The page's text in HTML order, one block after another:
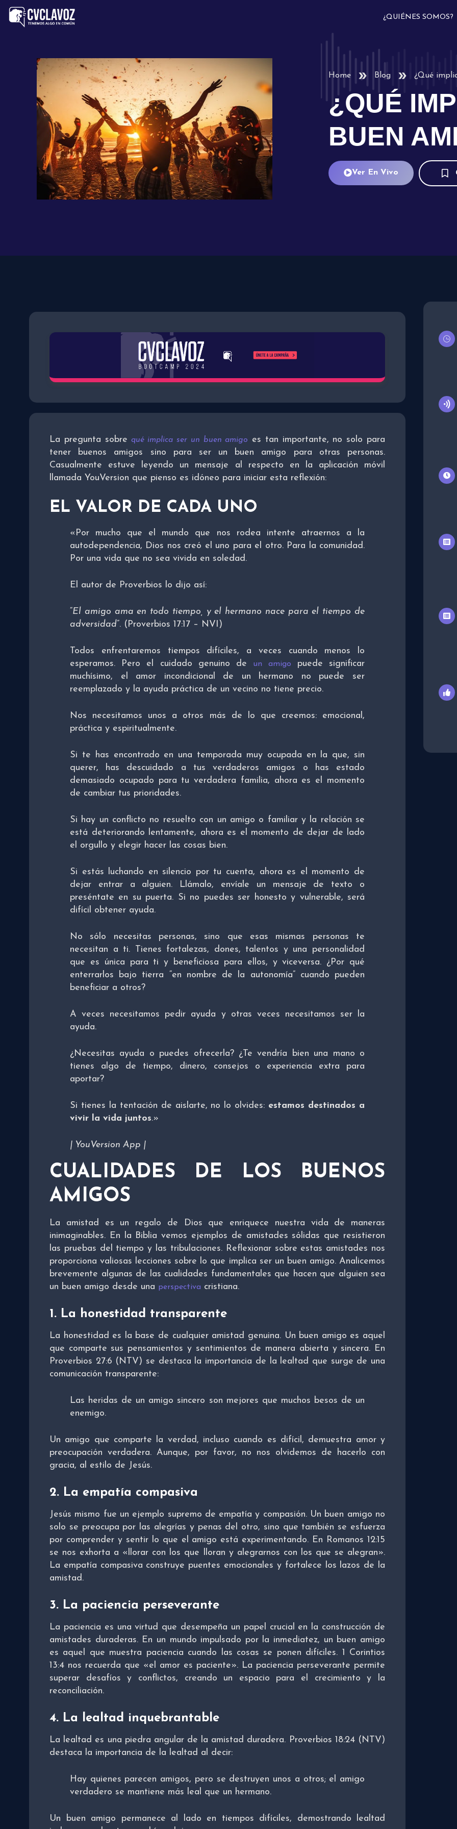
¿QUIÉNES SOMOS?
Home Blog ¿Qué
¿QUÉ
BUEN
Ver En Vivo
La pregunta sobrequé implica ser un buen amigo
es tan importante, no solo para
tener buenos amigos sino para ser un buen amigo para otras personas.
Casualmente estuve leyendo un mensaje al respecto en la aplicación móvil
llamada YouVersion que pienso es idóneo para iniciar esta reflexión:
EL VALOR DE CADA UNO
«Por mucho que el mundo que nos rodea intente atraernos a la
autodependencia, Dios nos creó el uno para el otro. Para la comunidad.
Por una vida que no sea vivida en soledad.
El autor de Proverbios lo dijo así:
“El amigo ama en todo tiempo, y el hermano nace para el tiempo de
adversidad”. (Proverbios 17:17 – NVI)
Todos enfrentaremos tiempos difíciles, a veces cuando menos lo
esperamos. Pero el cuidado genuino de
un amigo
puede significar
muchísimo, el amor incondicional de un hermano no puede ser
reemplazado y la ayuda práctica de un vecino no tiene precio.
Nos necesitamos unos a otros más de lo que creemos: emocional,
práctica y espiritualmente.
Si te has encontrado en una temporada muy ocupada en la que, sin
querer, has descuidado a tus verdaderos amigos o has estado
demasiado ocupado para tu verdadera familia, ahora es el momento
de cambiar tus prioridades.
Si hay un conflicto no resuelto con un amigo o familiar y la relación se
está deteriorando lentamente, ahora es el momento de dejar de lado
el orgullo y elegir hacer las cosas bien.
Si estás luchando en silencio por tu cuenta, ahora es el momento de
dejar entrar a alguien. Llámalo, envíale un mensaje de texto o
preséntate en su puerta. Si no puedes ser honesto y vulnerable, será
difícil obtener ayuda.
No sólo necesitas personas, sino que esas mismas personas te
necesitan a ti. Tienes fortalezas, dones, talentos y una personalidad
que es única para ti y beneficiosa para ellos, y viceversa. ¿Por qué
enterrarlos bajo tierra “en nombre de la autonomía” cuando pueden
beneficiar a otros?
A veces necesitamos pedir ayuda y otras veces necesitamos ser la
ayuda.
¿Necesitas ayuda o puedes ofrecerla? ¿Te vendría bien una mano o
tienes algo de tiempo, dinero, consejos o experiencia extra para
aportar?
Si tienes la tentación de aislarte, no lo olvides: estamos destinados a
vivir la vida juntos.»
| YouVersion App |
CUALIDADES DE LOS BUENOS
AMIGOS
La amistad es un regalo de Dios que enriquece nuestra vida de maneras
inimaginables. En la Biblia vemos ejemplos de amistades sólidas que resistieron
las pruebas del tiempo y las tribulaciones. Reflexionar sobre estas amistades nos
proporciona valiosas lecciones sobre lo que implica ser un buen amigo. Analicemos
brevemente algunas de las cualidades fundamentales que hacen que alguien sea
un buen amigo desde una perspectiva cristiana.
1. La honestidad transparente
La honestidad es la base de cualquier amistad genuina. Un buen amigo es aquel
que comparte sus pensamientos y sentimientos de manera abierta y sincera. En
Proverbios 27:6 (NTV) se destaca la importancia de la lealtad que surge de una
comunicación transparente:
Las heridas de un amigo sincero son mejores que muchos besos de un
enemigo.
Un amigo que comparte la verdad, incluso cuando es difícil, demuestra amor y
preocupación verdadera. Aunque, por favor, no nos olvidemos de hacerlo con
gracia, al estilo de Jesús.
2. La empatía compasiva
Jesús mismo fue un ejemplo supremo de empatía y compasión. Un buen amigo no
solo se preocupa por las alegrías y penas del otro, sino que también se esfuerza
por comprender y sentir lo que el amigo está experimentando. En Romanos 12:15
se nos exhorta a «llorar con los que lloran y alegrarnos con los que se alegran».
La empatía compasiva construye puentes emocionales y fortalece los lazos de la
amistad.
3. La paciencia perseverante
La paciencia es una virtud que desempeña un papel crucial en la construcción de
amistades duraderas. En un mundo impulsado por la inmediatez, un buen amigo
es aquel que muestra paciencia cuando las cosas se ponen difíciles. 1 Corintios
13:4 nos recuerda que «el amor es paciente». La paciencia perseverante permite
superar desafíos y conflictos, creando un espacio para el crecimiento y la
reconciliación.
4. La lealtad inquebrantable
La lealtad es una piedra angular de la amistad duradera. Proverbios 18:24 (NTV)
destaca la importancia de la lealtad al decir:
Hay quienes parecen amigos, pero se destruyen unos a otros; el amigo
verdadero se mantiene más leal que un hermano.
Un buen amigo permanece al lado en tiempos difíciles, demostrando lealtad